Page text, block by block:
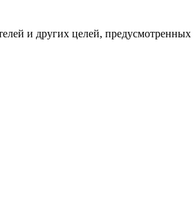
и других целей, предусмотренных